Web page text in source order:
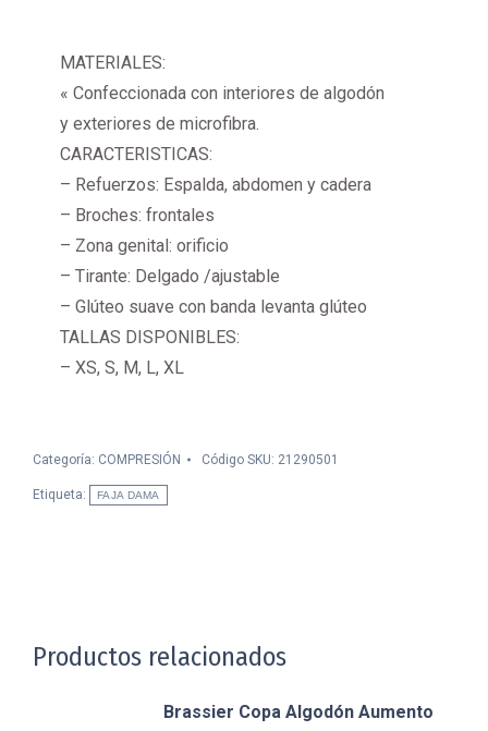
MATERIALES:
« Confeccionada con interiores de algodón
y exteriores de microfibra.
CARACTERISTICAS:
– Refuerzos: Espalda, abdomen y cadera
– Broches: frontales
– Zona genital: orificio
– Tirante: Delgado /ajustable
– Glúteo suave con banda levanta glúteo
TALLAS DISPONIBLES:
– XS, S, M, L, XL
Categoría: COMPRESIÓN Código SKU: 21290501
Etiqueta: FAJA DAMA
Productos relacionados
Brassier Copa Algodón Aumento